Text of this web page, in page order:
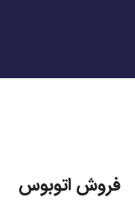
فروش اتوبوس